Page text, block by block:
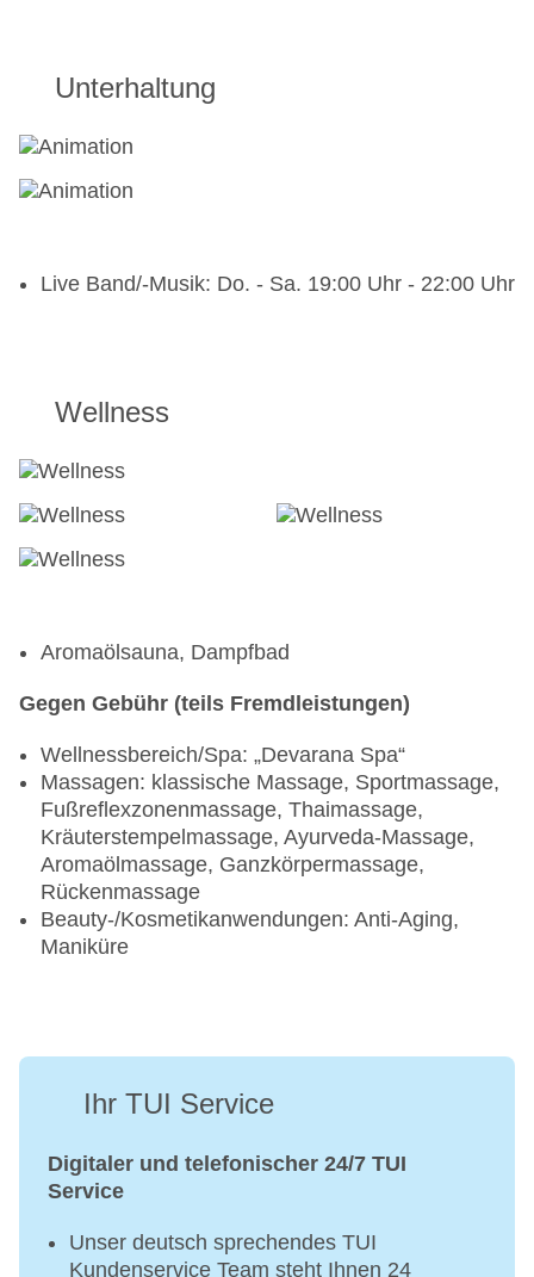
Unterhaltung
Live Band/-Musik: Do. - Sa. 19:00 Uhr - 22:00 Uhr
Wellness
Aromaölsauna, Dampfbad
Gegen Gebühr (teils Fremdleistungen)
Wellnessbereich/Spa: „Devarana Spa“
Massagen: klassische Massage, Sportmassage,
Fußreflexzonenmassage, Thaimassage,
Kräuterstempelmassage, Ayurveda-Massage,
Aromaölmassage, Ganzkörpermassage,
Rückenmassage
Beauty-/Kosmetikanwendungen: Anti-Aging,
Maniküre
Ihr TUI Service
Digitaler und telefonischer 24/7 TUI
Service
Unser deutsch sprechendes TUI
Kundenservice Team steht Ihnen 24